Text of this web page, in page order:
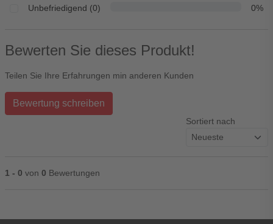
Unbefriedigend (0) 0%
Bewerten Sie dieses Produkt!
Teilen Sie Ihre Erfahrungen min anderen Kunden
Bewertung schreiben
Sortiert nach
1 - 0 von 0 Bewertungen